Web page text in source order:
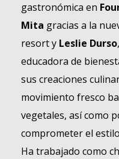
gastronómica en
Mita gracias a la
resort y Leslie Durso
educadora de
sus creaciones
movimiento fresco
vegetales, así como
comprometer el
Ha trabajado como